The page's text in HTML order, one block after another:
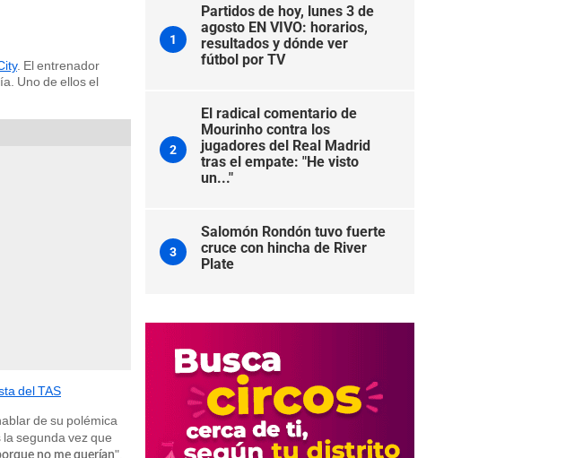
. El entrenador
Uno de ellos el
del TAS
de su polémica
la segunda vez que
no me querían",
1
Partidos de hoy, lunes 3 de
agosto EN VIVO: horarios,
resultados y dónde ver
fútbol por TV
2
El radical comentario de
Mourinho contra los
jugadores del Real Madrid
tras el empate: "He visto
un..."
3
Salomón Rondón tuvo fuerte
cruce con hincha de River
Plate